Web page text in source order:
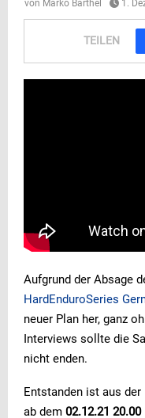
von Marko Barthel 1.
TEILEN
Aufgrund der Absage
HardEnduroSeries
neuer Plan her, ganz
Interviews sollte die
nicht enden.
Entstanden ist aus
ab dem 02.12.21 20.00